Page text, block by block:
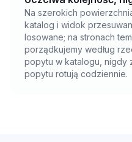
Na szerokich
katalog i widok
losowane; na stronach
porządkujemy według
popytu w katalogu, nigdy
popytu rotują codziennie.